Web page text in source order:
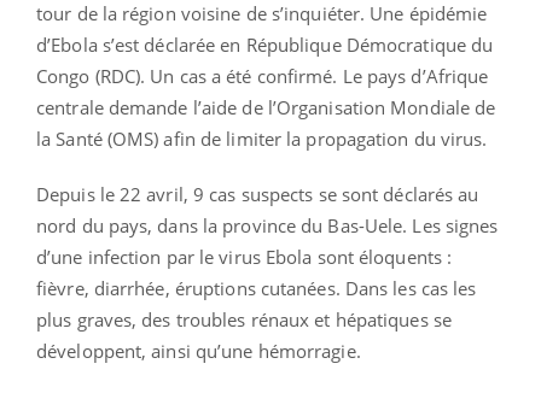
tour de la région voisine de s’inquiéter. Une épidémie
d’Ebola s’est déclarée en République Démocratique du
Congo (RDC). Un cas a été confirmé. Le pays d’Afrique
centrale demande l’aide de l’Organisation Mondiale de
la Santé (OMS) afin de limiter la propagation du virus.
Depuis le 22 avril, 9 cas suspects se sont déclarés au
nord du pays, dans la province du Bas-Uele. Les signes
d’une infection par le virus Ebola sont éloquents :
fièvre, diarrhée, éruptions cutanées. Dans les cas les
plus graves, des troubles rénaux et hépatiques se
développent, ainsi qu’une hémorragie.